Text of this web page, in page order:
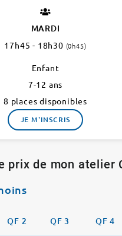
MARDI
17h45 - 18h30 (0h45)
Enfant
7-12 ans
8 places disponibles
JE M'INSCRIS
prix de mon atelier
QF 2 QF 3 QF 4